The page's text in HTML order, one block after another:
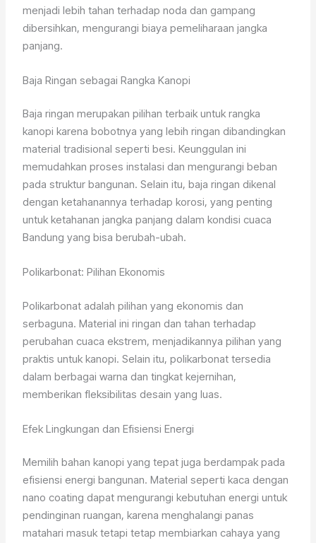
menjadi lebih tahan terhadap noda dan gampang
dibersihkan, mengurangi biaya pemeliharaan jangka
panjang.
Baja Ringan sebagai Rangka Kanopi
Baja ringan merupakan pilihan terbaik untuk rangka
kanopi karena bobotnya yang lebih ringan dibandingkan
material tradisional seperti besi. Keunggulan ini
memudahkan proses instalasi dan mengurangi beban
pada struktur bangunan. Selain itu, baja ringan dikenal
dengan ketahanannya terhadap korosi, yang penting
untuk ketahanan jangka panjang dalam kondisi cuaca
Bandung yang bisa berubah-ubah.
Polikarbonat: Pilihan Ekonomis
Polikarbonat adalah pilihan yang ekonomis dan
serbaguna. Material ini ringan dan tahan terhadap
perubahan cuaca ekstrem, menjadikannya pilihan yang
praktis untuk kanopi. Selain itu, polikarbonat tersedia
dalam berbagai warna dan tingkat kejernihan,
memberikan fleksibilitas desain yang luas.
Efek Lingkungan dan Efisiensi Energi
Memilih bahan kanopi yang tepat juga berdampak pada
efisiensi energi bangunan. Material seperti kaca dengan
nano coating dapat mengurangi kebutuhan energi untuk
pendinginan ruangan, karena menghalangi panas
matahari masuk tetapi tetap membiarkan cahaya yang